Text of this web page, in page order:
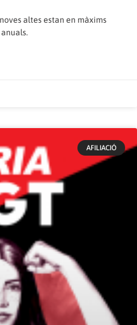
altes estan en màxims
AFILIACIÓ